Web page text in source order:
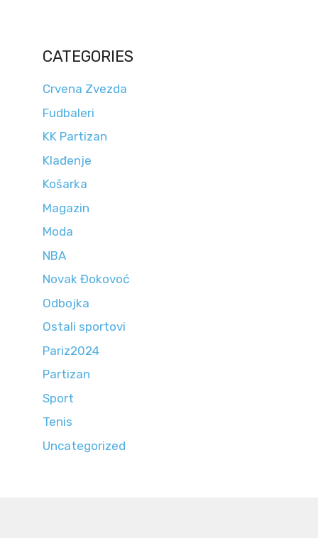
CATEGORIES
Crvena Zvezda
Fudbaleri
KK Partizan
Klađenje
Košarka
Magazin
Moda
NBA
Novak Đokovoć
Odbojka
Ostali sportovi
Pariz2024
Partizan
Sport
Tenis
Uncategorized